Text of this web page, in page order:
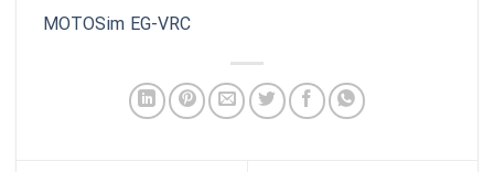
MOTOSim EG-VRC